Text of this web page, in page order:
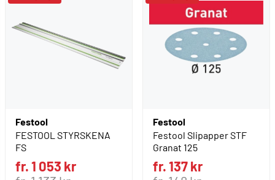
Festool
FESTOOL STYRSKENA
FS
fr. 1 053 kr
Festool
Festool Slipapper STF
Granat 125
fr. 137 kr